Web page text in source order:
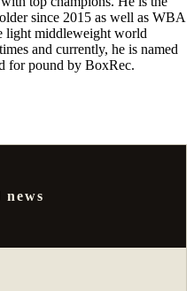
since 2015 as well as WBA
light middleweight world
and currently, he is named
for pound by BoxRec.
news